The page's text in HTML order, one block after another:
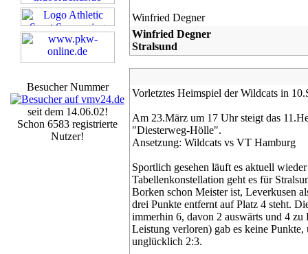
Besucher Nummer
seit dem 14.06.02!
Schon 6583 registrierte
Nutzer!
Winfried Degner
Winfried Degner
Stralsund
Vorletztes Heimspiel der Wildcats in
Am 23.März um 17 Uhr steigt das
"Diesterweg-Hölle".
Ansetzung: Wildcats vs VT Hamburg
Sportlich gesehen läuft es aktuell
Tabellenkonstellation geht es für
Borken schon Meister ist, Leverkusen
drei Punkte entfernt auf Platz 4 steht.
immerhin 6, davon 2 auswärts und 4
Leistung verloren) gab es keine
unglücklich 2:3.